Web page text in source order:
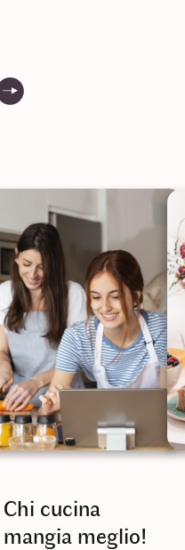
Chi cucina
mangia meglio!